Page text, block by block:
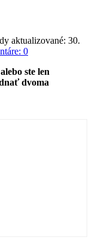
aktualizované: 30.
0
ste len
dvoma